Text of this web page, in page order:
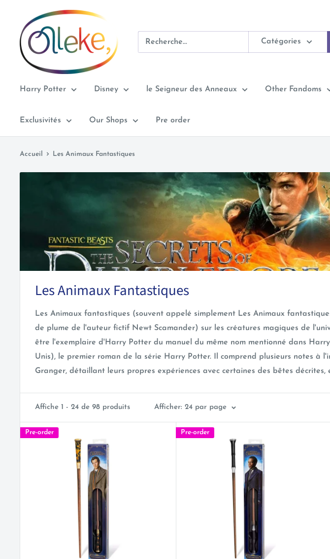
contenu
Olleke
Wizarding
Shop
Amsterdam
Catégories
Harry Potter Disney le Seigneur des Anneaux Other Fandoms
Exclusivités Our Shops Pre order
Accueil Les Animaux Fantastiques
Les Animaux Fantastiques
Les Animaux fantastiques (souvent appelé simplement Les Animaux
de plume de l'auteur fictif Newt Scamander) sur les créatures magiques de
être l'exemplaire d'Harry Potter du manuel du même nom mentionné dans
Unis), le premier roman de la série Harry Potter. Il comprend plusieurs notes à
Granger, détaillant leurs propres expériences avec certaines des bêtes
Affiche 1 - 24 de 98 produits Afficher: 24 par page
Pre-order Pre-order